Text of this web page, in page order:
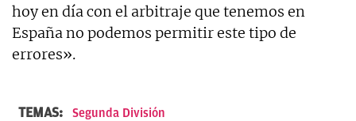
hoy en día con el arbitraje que tenemos en
España no podemos permitir este tipo de
errores».
TEMAS: Segunda División